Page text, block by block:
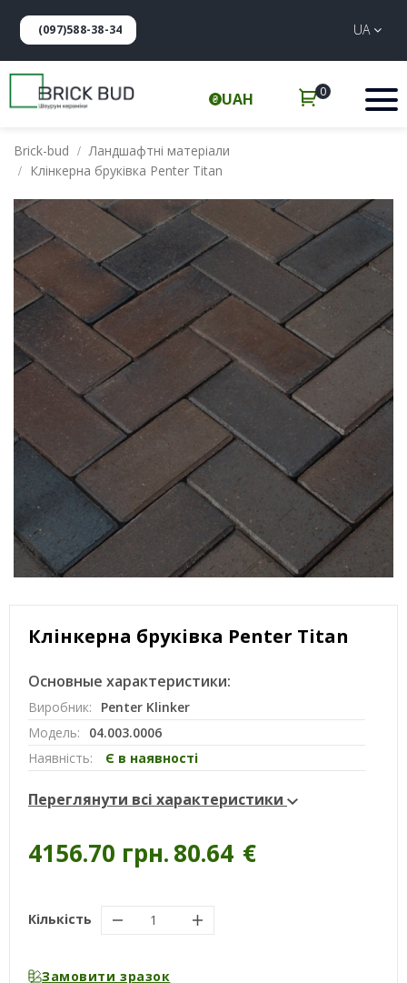
(097)588-38-34 UA
UAH 0
Brick-bud
Ландшафтні матеріали
Клінкерна бруківка Penter Titan
Клінкерна бруківка Penter Titan
Основные характеристики:
Виробник:
Penter Klinker
Модель:
04.003.0006
Наявність:
Є в наявності
Переглянути всі характеристики
4156.70 грн.80.64 €
Кількість
Замовити зразок